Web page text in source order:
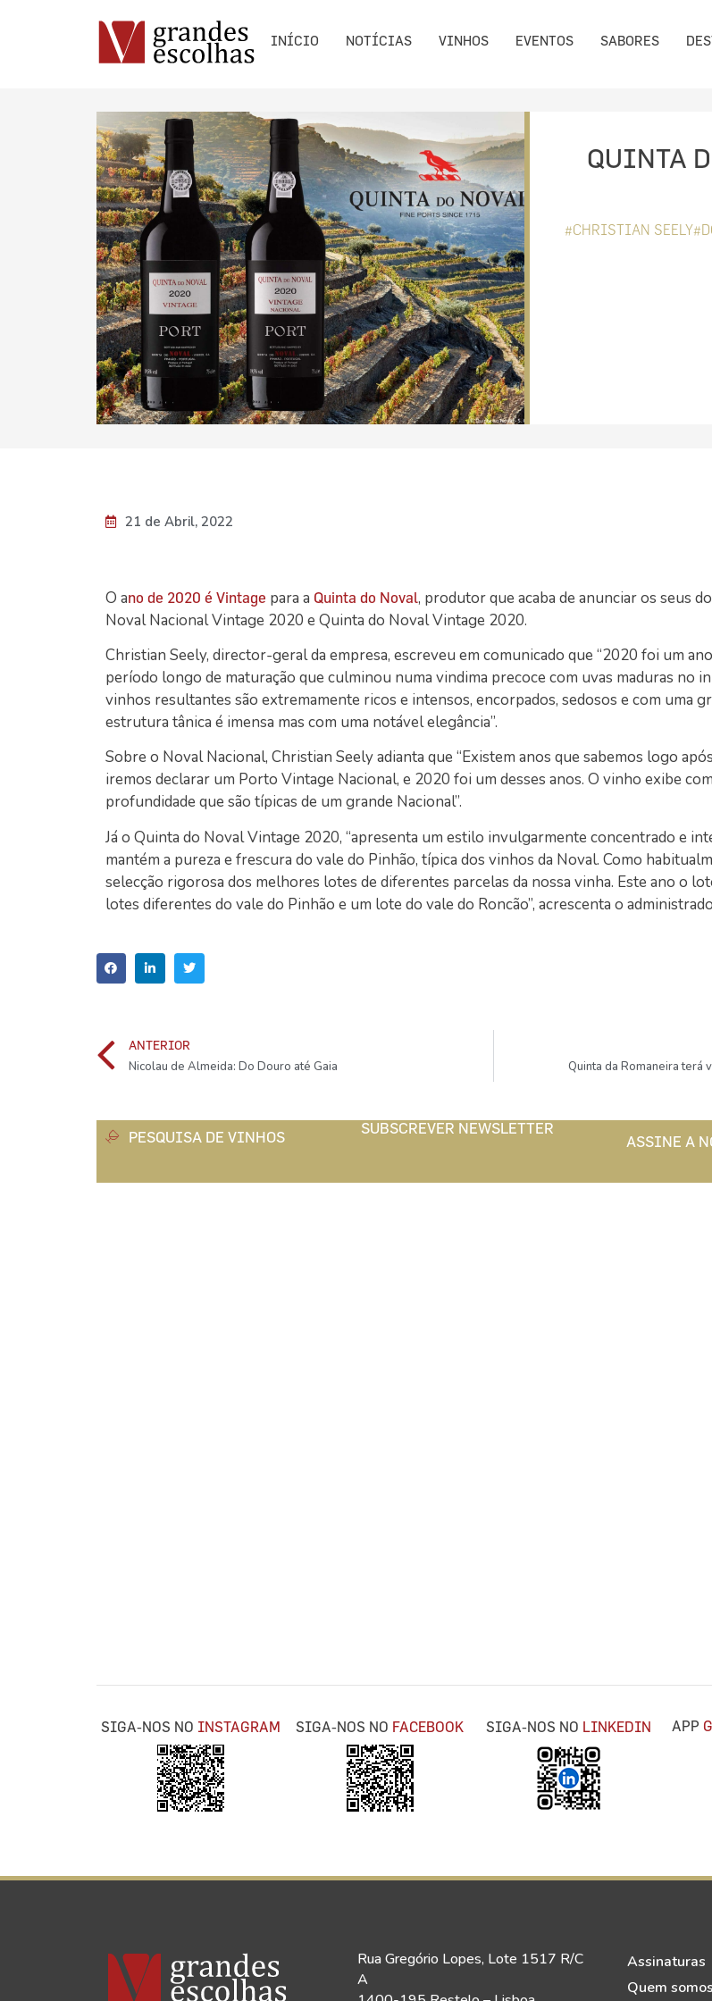
INÍCIO NOTÍCIAS VINHOS EVENTOS SABORES
QUINTA
#CHRISTIAN
21 de Abril, 2022
O ano de 2020 é Vintage para a Quinta do Noval, produtor que acaba de anunciar os seus
Noval Nacional Vintage 2020 e Quinta do Noval Vintage 2020.
Christian Seely, director-geral da empresa, escreveu em comunicado que “2020 foi um
período longo de maturação que culminou numa vindima precoce com uvas maduras no
vinhos resultantes são extremamente ricos e intensos, encorpados, sedosos e com uma
estrutura tânica é imensa mas com uma notável elegância”.
Sobre o Noval Nacional, Christian Seely adianta que “Existem anos que sabemos logo
iremos declarar um Porto Vintage Nacional, e 2020 foi um desses anos. O vinho exibe
profundidade que são típicas de um grande Nacional”.
Já o Quinta do Noval Vintage 2020, “apresenta um estilo invulgarmente concentrado e
mantém a pureza e frescura do vale do Pinhão, típica dos vinhos da Noval. Como
selecção rigorosa dos melhores lotes de diferentes parcelas da nossa vinha. Este ano o
lotes diferentes do vale do Pinhão e um lote do vale do Roncão”, acrescenta o
ANTERIOR
Nicolau de Almeida: Do Douro até Gaia Quinta da Romaneira terá
PESQUISA DE VINHOS
SUBSCREVER NEWSLETTER
ASSINE A
SIGA-NOS NO INSTAGRAM SIGA-NOS NO FACEBOOK SIGA-NOS NO LINKEDIN APP
Rua Gregório Lopes, Lote 1517 R/C
A
Assinaturas
Quem somos